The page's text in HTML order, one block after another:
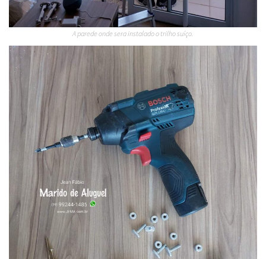
A parede onde sera instalado o trilho suíço.